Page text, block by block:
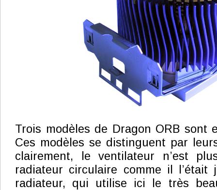
Trois modèles de Dragon ORB sont
Ces modèles se distinguent par
clairement, le ventilateur n’est
radiateur circulaire comme il l’était
radiateur, qui utilise ici le très